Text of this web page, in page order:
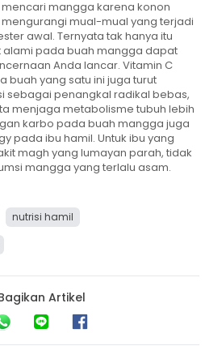
mangga karena konon
mual-mual yang terjadi
awal. Ternyata tak hanya itu
alami pada buah mangga dapat
Anda lancar. Vitamin C
buah yang satu ini juga turut
sebagai penangkal radikal bebas,
menjaga metabolisme tubuh lebih
karbo pada buah mangga juga
pada ibu hamil. Untuk ibu yang
magh yang lumayan parah, tidak
mangga yang terlalu asam.
nutrisi hamil
Artikel